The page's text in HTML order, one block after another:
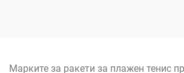
Марките за ракети за плажен тенис